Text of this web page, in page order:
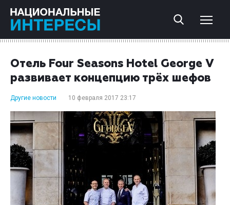
Отель Four Seasons Hotel George V
развивает концепцию трёх шефов
Другие новости 10 февраля 2017 23:17